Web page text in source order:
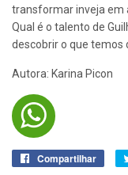
transformar inveja em
Qual é o talento de
descobrir o que temos
Autora: Karina Picon
Compartilhar